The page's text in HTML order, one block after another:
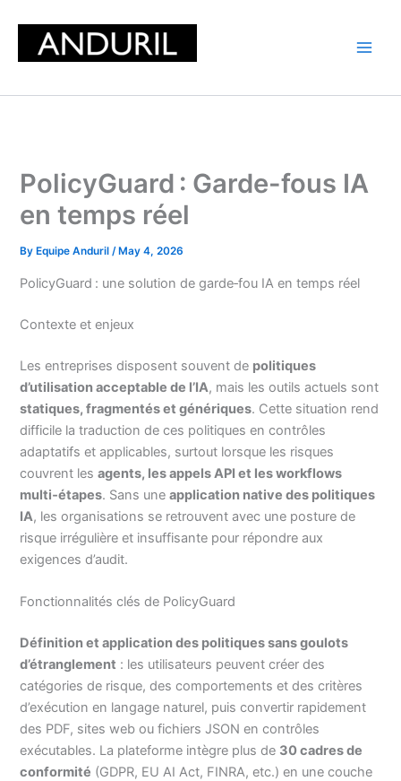
content
PolicyGuard : Garde-fous IA
en temps réel
By Equipe Anduril/ May 4, 2026
PolicyGuard : une solution de garde‑fou IA en temps réel
Contexte et enjeux
Les entreprises disposent souvent de politiques
d’utilisation acceptable de l’IA, mais les outils actuels sont
statiques, fragmentés et génériques. Cette situation rend
difficile la traduction de ces politiques en contrôles
adaptatifs et applicables, surtout lorsque les risques
couvrent lesagents, les appels API et les workflows
multi‑étapes. Sans uneapplication native des politiques
IA, les organisations se retrouvent avec une posture de
risque irrégulière et insuffisante pour répondre aux
exigences d’audit.
Fonctionnalités clés de PolicyGuard
Définition et application des politiques sans goulots
d’étranglement : les utilisateurs peuvent créer des
catégories de risque, des comportements et des critères
d’exécution en langage naturel, puis convertir rapidement
des PDF, sites web ou fichiers JSON en contrôles
exécutables. La plateforme intègre plus de 30 cadres de
conformité (GDPR, EU AI Act, FINRA, etc.) en une couche